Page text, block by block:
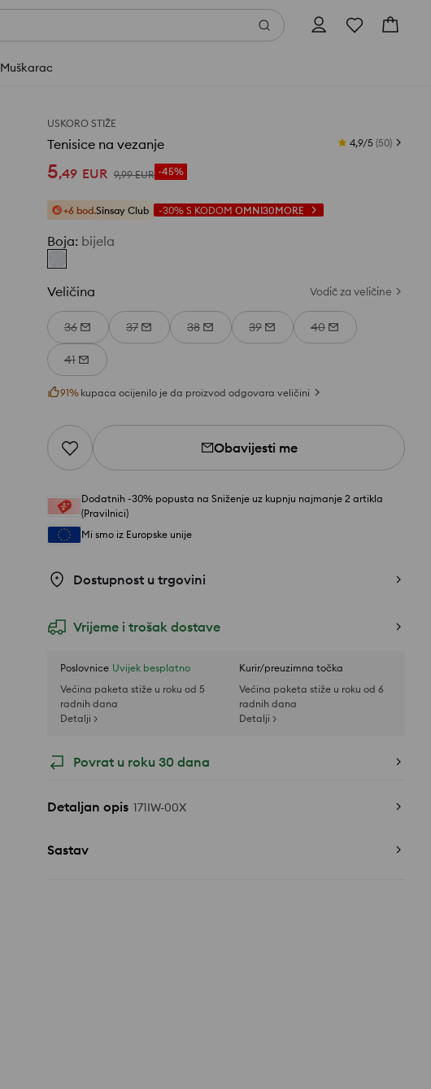
Muškarac
USKORO STIŽE
Tenisice na vezanje 4,9/5 (50)
5,49 EUR 9,99 EUR -45%
+6 bod.Sinsay Club -30% S KODOM OMNI30MORE
Boja: bijela
Veličina Vodič za veličine
36 37 38 39 40
41
91% kupaca ocijenilo je da proizvod odgovara veličini
Obavijesti me
Dodatnih -30% popusta na Sniženje uz kupnju najmanje 2 artikla
(Pravilnici)
Mi smo iz Europske unije
Dostupnost u trgovini
Vrijeme i trošak dostave
Poslovnice Uvijek besplatno
Većina paketa stiže u roku od 5
radnih dana
Detalji >
Kurir/preuzimna točka
Većina paketa stiže u roku od 6
radnih dana
Detalji >
Povrat u roku 30 dana
Detaljan opis 171IW-00X
Sastav